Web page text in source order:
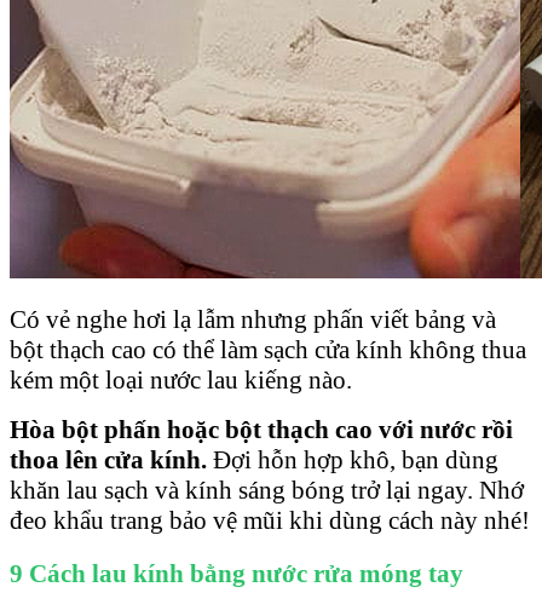
Có vẻ nghe hơi lạ lẫm nhưng phấn viết bảng và
bột thạch cao có thể làm sạch cửa kính không thua
kém một loại nước lau kiếng nào.
Hòa bột phấn hoặc bột thạch cao với nước rồi
thoa lên cửa kính. Đợi hỗn hợp khô, bạn dùng
khăn lau sạch và kính sáng bóng trở lại ngay. Nhớ
đeo khẩu trang bảo vệ mũi khi dùng cách này nhé!
9 Cách lau kính bằng nước rửa móng tay